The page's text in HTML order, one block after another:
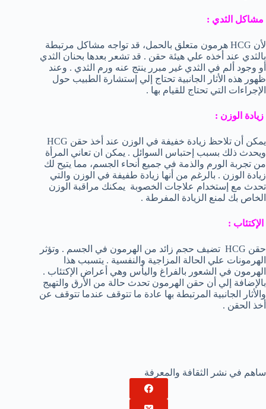
مشاكل الثدي :
لأن HCG هرمون متعلق بالحمل، قد تواجه مشاكل مرتبطة
بالثدي عند أخذه علي هيئة حقن . قد تشعر بعدها بحنان الثدي
أو وجود ألم في الثدي غير مبرر ينتج عنه ورم الثدي . وعند
ظهور هذه الأثار الجانبية تحتاج إلي إستشارة الطبيب حول
الإجراءات التي تحتاج للقيام بها .
زيادة الوزن :
ويحدث ذلك بسبب إحتباس السوائل . يمكن ان تعاني المرأة
من تجربة الورم والذمة في جميع أنحاء الجسم، مما يتيح لك
زيادة الوزن . بالرغم من أنها زيادة طفيفة في الوزن والتي
تحدث مع إستخدام علاجات الخصوبة يمكنك مراقبة الوزن
الخاص بك لمنع الزيادة المفرطة .
الإكتئاب :
حقن HCG تضيف حجم زائد من الهرمون في الجسم . وتؤثر
الهرمونات علي الحالة المزاجية والنفسية . يتسبب هذا
الهرمون في الشعور بالفراغ واليأس وهي أعراض الإكتئاب .
بالإضافة إلي أن حقن الهرمون تحدث حالة من الأرق والتهيج
والأثار الجانبية المرتبطة بها عادة ما تتوقف عندما تتوقف عن
أخذ الحقن .
ساهم في نشر الثقافة والمعرفة